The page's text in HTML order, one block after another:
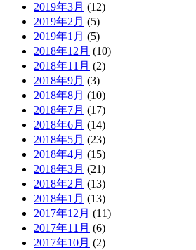
2019年3月 (12)
2019年2月 (5)
2019年1月 (5)
2018年12月 (10)
2018年11月 (2)
2018年9月 (3)
2018年8月 (10)
2018年7月 (17)
2018年6月 (14)
2018年5月 (23)
2018年4月 (15)
2018年3月 (21)
2018年2月 (13)
2018年1月 (13)
2017年12月 (11)
2017年11月 (6)
2017年10月 (2)